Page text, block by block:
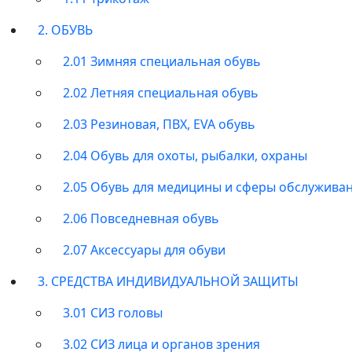
2. ОБУВЬ
2.01 Зимняя специальная обувь
2.02 Летняя специальная обувь
2.03 Резиновая, ПВХ, EVA обувь
2.04 Обувь для охоты, рыбалки, охраны
2.05 Обувь для медицины и сферы
2.06 Повседневная обувь
2.07 Аксессуары для обуви
3. СРЕДСТВА ИНДИВИДУАЛЬНОЙ ЗАЩИТЫ
3.01 СИЗ головы
3.02 СИЗ лица и органов зрения